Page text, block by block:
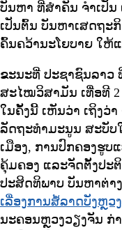
ບັນຫາ ທີ່ສຳຄັນ ຈຳເປັນ
ເປັນຕົ້ນ ບັນຫາເສດຖະ
ຄົ້ນຄວ້ານະໂຍບາຍ ໃຫ້
ຂະນະທີ່ ປະຊາຊົນລາວ
ສະໄໝວິສາມັນ ເທື່ອທີ
ໃນຄັ້ງນີ້ ເຫັນວ່າ ເຖິງວ່
ລັດຖະທຳມະນູນ ສະບັບ
ເມືອງ, ການປົກຄອງຮູ
ຄຸ້ມຄອງ ແລະຈັດຕັ້ງປະ
ປະສິດທິພາບ ບັນຫາຕ່າ
ເລື່ອງການສໍ້ລາດບັງຫຼວງ
ນະຄອນຫຼວງວຽງຈັນ ກ່